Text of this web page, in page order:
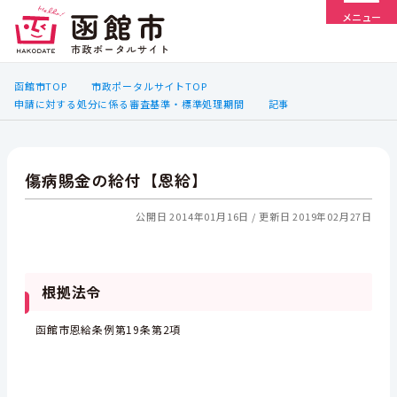
メニュー
函館市TOP
市政ポータルサイトTOP
申請に対する処分に係る審査基準・標準処理期間
記事
傷病賜金の給付【恩給】
公開日 2014年01月16日 更新日 2019年02月27日
根拠法令
函館市恩給条例第19条第2項